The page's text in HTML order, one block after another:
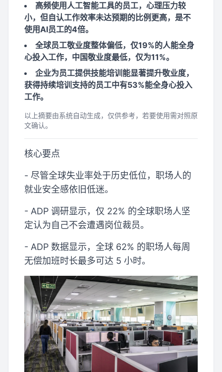
高频使用人工智能工具的员工，心理压力较
小，但自认工作效率未达预期的比例更高，是不
使用AI员工的4倍。
全球员工敬业度整体偏低，仅19%的人能全身
心投入工作，中国敬业度最低，仅为11%。
企业为员工提供技能培训能显著提升敬业度，
获得持续培训支持的员工中有53%能全身心投入
工作。
以上摘要由系统自动生成，仅供参考，若要使用需对照原
文确认。
核心要点
- 尽管全球失业率处于历史低位，职场人的
就业安全感依旧低迷。
- ADP 调研显示，仅 22% 的全球职场人坚
定认为自己不会遭遇岗位裁员。
- ADP 数据显示，全球 62% 的职场人每周
无偿加班时长最多可达 5 小时。